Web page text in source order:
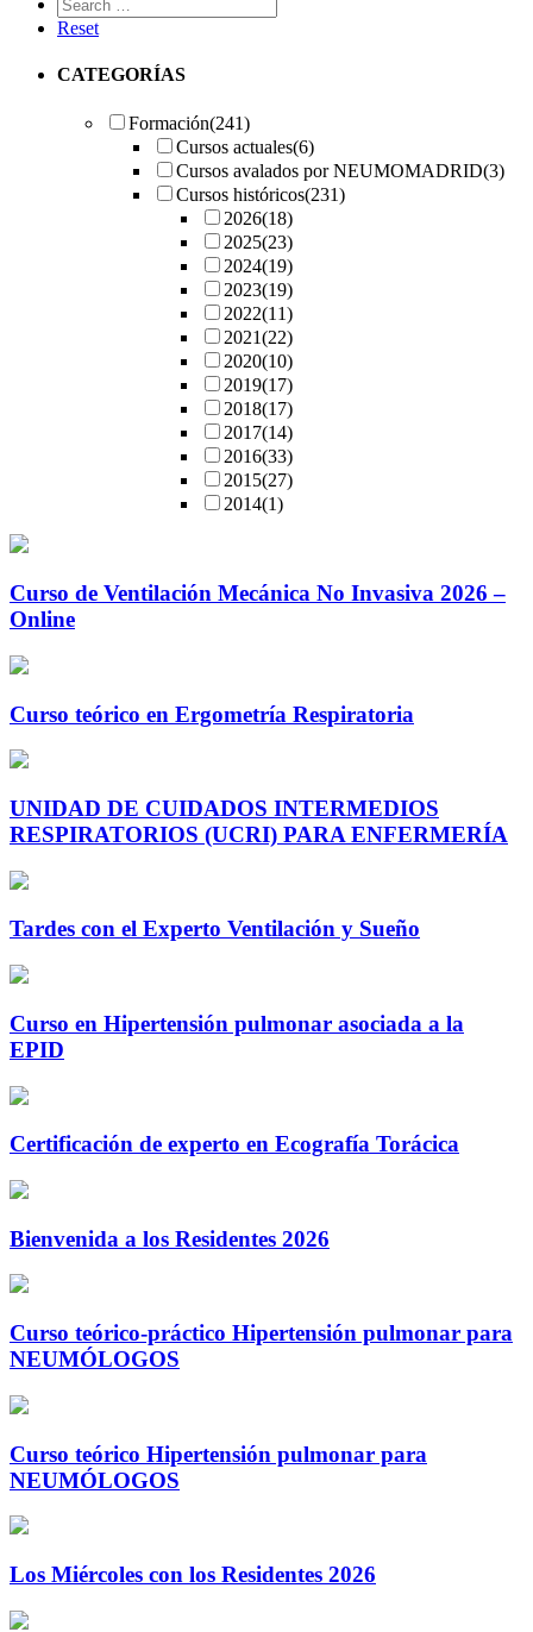
Reset
CATEGORÍAS
Formación(241)
Cursos actuales(6)
Cursos avalados por NEUMOMADRID(3)
Cursos históricos(231)
2026(18)
2025(23)
2024(19)
2023(19)
2022(11)
2021(22)
2020(10)
2019(17)
2018(17)
2017(14)
2016(33)
2015(27)
2014(1)
Curso de Ventilación Mecánica No Invasiva 2026 –
Online
Curso teórico en Ergometría Respiratoria
UNIDAD DE CUIDADOS INTERMEDIOS
RESPIRATORIOS (UCRI) PARA ENFERMERÍA
Tardes con el Experto Ventilación y Sueño
Curso en Hipertensión pulmonar asociada a la
EPID
Certificación de experto en Ecografía Torácica
Bienvenida a los Residentes 2026
Curso teórico-práctico Hipertensión pulmonar para
NEUMÓLOGOS
Curso teórico Hipertensión pulmonar para
NEUMÓLOGOS
Los Miércoles con los Residentes 2026